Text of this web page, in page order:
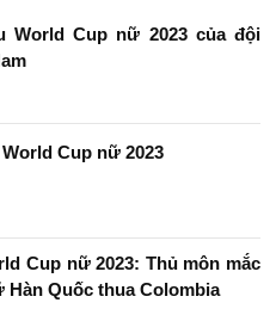
World Cup nữ 2023 của đội
Cup nữ 2023
Cup nữ 2023: Thủ môn mắc
Hàn Quốc thua Colombia